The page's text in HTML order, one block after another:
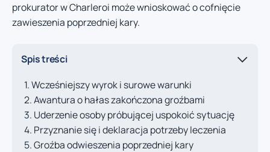
prokurator w Charleroi może wnioskować o cofnięcie
zawieszenia poprzedniej kary.
Spis treści
Wcześniejszy wyrok i surowe warunki
Awantura o hałas zakończona groźbami
Uderzenie osoby próbującej uspokoić sytuację
Przyznanie się i deklaracja potrzeby leczenia
Groźba odwieszenia poprzedniej kary